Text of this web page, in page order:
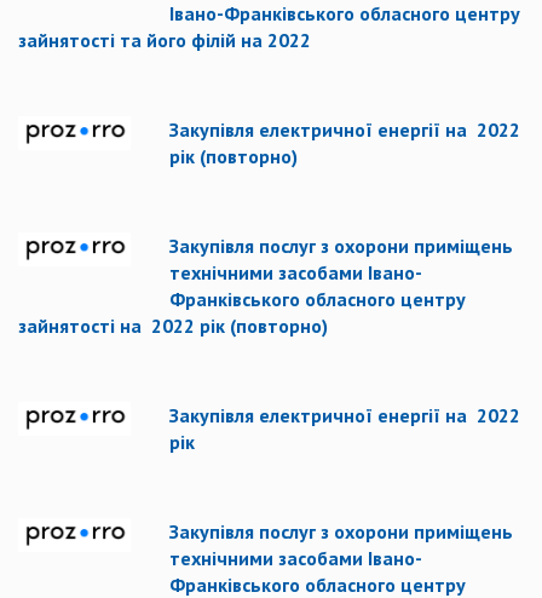
Івано-Франківського обласного центру
зайнятості та його філій на 2022
Закупівля електричної енергії на 2022
рік (повторно)
Закупівля послуг з охорони приміщень
технічними засобами Івано-
Франківського обласного центру
зайнятості на 2022 рік (повторно)
Закупівля електричної енергії на 2022
рік
Закупівля послуг з охорони приміщень
технічними засобами Івано-
Франківського обласного центру